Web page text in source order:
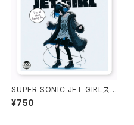
SUPER SONIC JET GIRLステ
¥750